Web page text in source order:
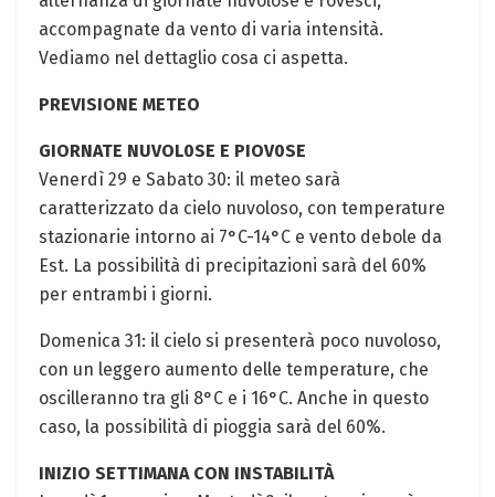
accompagnate da vento di varia intensità.
Vediamo‌ nel dettaglio cosa ci aspetta.
PREVISIONE METEO
GIORNATE ‌NUVOL0SE E PIOV0SE
Venerdì 29 e ‌Sabato 30: il meteo sarà
caratterizzato ⁣da cielo nuvoloso, con temperature⁣
stazionarie intorno ai 7°C-14°C e vento debole da
Est. ⁣La possibilità di precipitazioni⁣ sarà del 60%
per entrambi i giorni.
Domenica ⁤31: il⁤ cielo si presenterà poco nuvoloso,
⁤con un leggero aumento delle temperature, che
oscilleranno tra gli 8°C e ‍i 16°C. Anche in questo⁣
caso, la​ possibilità di pioggia sarà del 60%.
INIZIO SETTIMANA CON INSTABILITÀ